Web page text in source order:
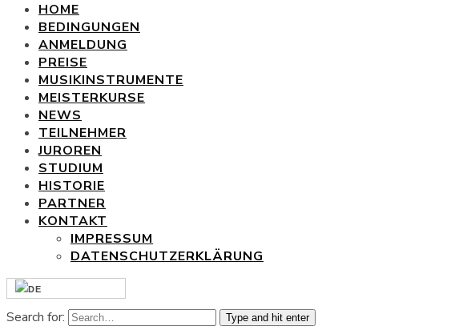
HOME
BEDINGUNGEN
ANMELDUNG
PREISE
MUSIKINSTRUMENTE
MEISTERKURSE
NEWS
TEILNEHMER
JUROREN
STUDIUM
HISTORIE
PARTNER
KONTAKT
IMPRESSUM
DATENSCHUTZERKLÄRUNG
Search for: Type and hit enter